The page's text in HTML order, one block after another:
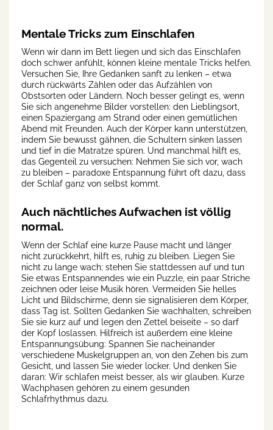
Mentale Tricks zum Einschlafen
Wenn wir dann im Bett liegen und sich das Einschlafen
doch schwer anfühlt, können kleine mentale Tricks helfen.
Versuchen Sie, Ihre Gedanken sanft zu lenken – etwa
durch rückwärts Zählen oder das Aufzählen von
Obstsorten oder Ländern. Noch besser gelingt es, wenn
Sie sich angenehme Bilder vorstellen: den Lieblingsort,
einen Spaziergang am Strand oder einen gemütlichen
Abend mit Freunden. Auch der Körper kann unterstützen,
indem Sie bewusst gähnen, die Schultern sinken lassen
und tief in die Matratze spüren. Und manchmal hilft es,
das Gegenteil zu versuchen: Nehmen Sie sich vor, wach
zu bleiben – paradoxe Entspannung führt oft dazu, dass
der Schlaf ganz von selbst kommt.
Auch nächtliches Aufwachen ist völlig
normal.
Wenn der Schlaf eine kurze Pause macht und länger
nicht zurückkehrt, hilft es, ruhig zu bleiben. Liegen Sie
nicht zu lange wach; stehen Sie stattdessen auf und tun
Sie etwas Entspannendes wie ein Puzzle, ein paar Striche
zeichnen oder leise Musik hören. Vermeiden Sie helles
Licht und Bildschirme, denn sie signalisieren dem Körper,
dass Tag ist. Sollten Gedanken Sie wachhalten, schreiben
Sie sie kurz auf und legen den Zettel beiseite – so darf
der Kopf loslassen. Hilfreich ist außerdem eine kleine
Entspannungsübung: Spannen Sie nacheinander
verschiedene Muskelgruppen an, von den Zehen bis zum
Gesicht, und lassen Sie wieder locker. Und denken Sie
daran: Wir schlafen meist besser, als wir glauben. Kurze
Wachphasen gehören zu einem gesunden
Schlafrhythmus dazu.